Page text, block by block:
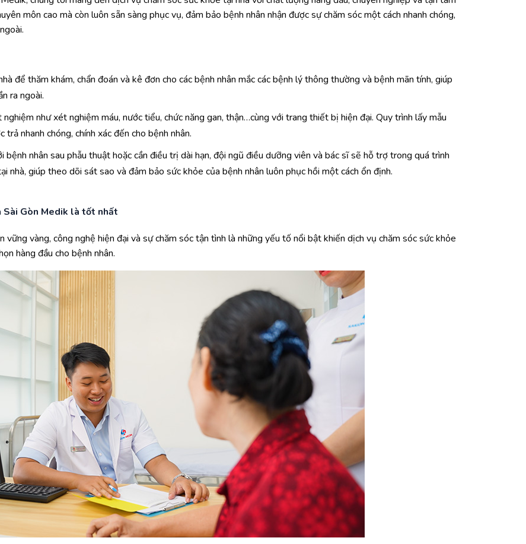
môn cao mà còn luôn sẵn sàng phục vụ, đảm bảo bệnh nhân nhận được sự chăm sóc một cách nhanh chóng,
để thăm khám, chẩn đoán và kê đơn cho các bệnh nhân mắc các bệnh lý thông thường và bệnh mãn tính, giúp
ra ngoài.
như xét nghiệm máu, nước tiểu, chức năng gan, thận…cùng với trang thiết bị hiện đại. Quy trình lấy mẫu
nhanh chóng, chính xác đến cho bệnh nhân.
bệnh nhân sau phẫu thuật hoặc cần điều trị dài hạn, đội ngũ điều dưỡng viên và bác sĩ sẽ hỗ trợ trong quá trình
nhà, giúp theo dõi sát sao và đảm bảo sức khỏe của bệnh nhân luôn phục hồi một cách ổn định.
Sài Gòn Medik là tốt nhất
vàng, công nghệ hiện đại và sự chăm sóc tận tình là những yếu tố nổi bật khiến dịch vụ chăm sóc sức khỏe
hàng đầu cho bệnh nhân.